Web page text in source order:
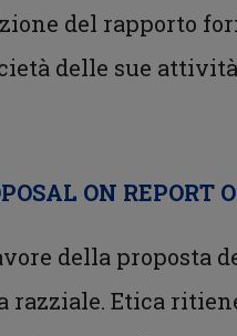
del rapporto
delle sue
ON REPORT
della
razziale. Etica